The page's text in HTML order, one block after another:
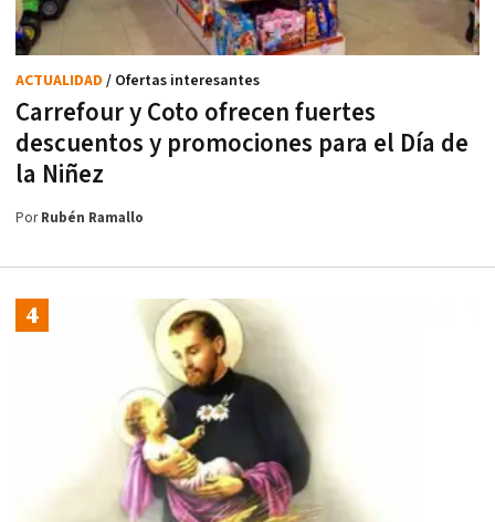
Carrefour y Coto ofrecen fuertes
descuentos y promociones para el Día de
la Niñez
ACTUALIDAD / Ofertas interesantes
PorRubén Ramallo